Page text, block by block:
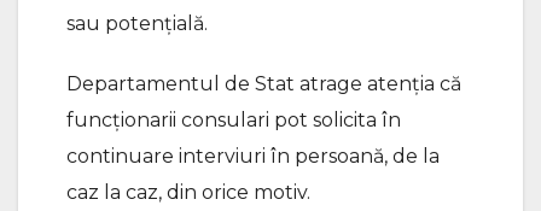
sau potenţială.
Departamentul de Stat atrage atenţia că
funcţionarii consulari pot solicita în
continuare interviuri în persoană, de la
caz la caz, din orice motiv.